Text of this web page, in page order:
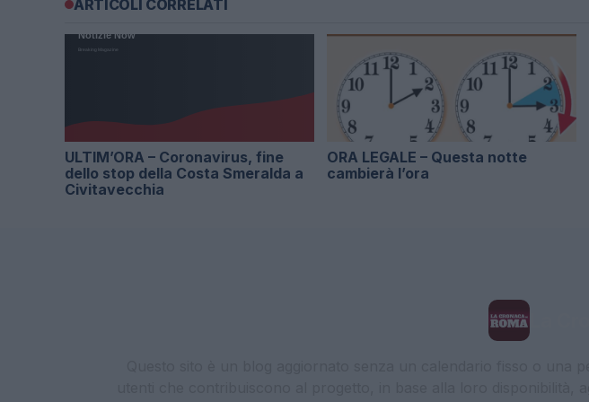
ARTICOLI CORRELATI
ULTIM’ORA – Coronavirus, fine
dello stop della Costa Smeralda a
Civitavecchia
ORA LEGALE – Questa notte
cambierà l’ora